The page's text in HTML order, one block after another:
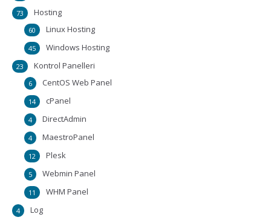
Hosting
73
Linux Hosting
60
Windows Hosting
45
Kontrol Panelleri
23
CentOS Web Panel
6
cPanel
14
DirectAdmin
4
MaestroPanel
4
Plesk
12
Webmin Panel
5
WHM Panel
11
Log
4